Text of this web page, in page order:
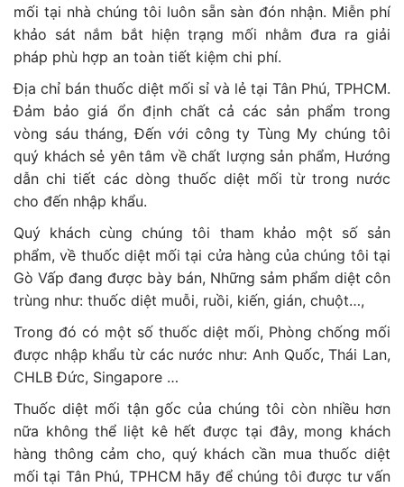
mối tại nhà chúng tôi luôn sẵn sàn đón nhận. Miễn phí
khảo sát nắm bắt hiện trạng mối nhằm đưa ra giải
pháp phù hợp an toàn tiết kiệm chi phí.
Địa chỉ bán thuốc diệt mối sỉ và lẻ tại Tân Phú, TPHCM.
Đảm bảo giá ổn định chất cả các sản phẩm trong
vòng sáu tháng, Đến với công ty Tùng My chúng tôi
quý khách sẻ yên tâm về chất lượng sản phẩm, Hướng
dẫn chi tiết các dòng thuốc diệt mối từ trong nước
cho đến nhập khẩu.
Quý khách cùng chúng tôi tham khảo một số sản
phẩm, về thuốc diệt mối tại cửa hàng của chúng tôi tại
Gò Vấp đang được bày bán, Những sảm phẩm diệt côn
trùng như: thuốc diệt muỗi, ruồi, kiến, gián, chuột…,
Trong đó có một số thuốc diệt mối, Phòng chống mối
được nhập khẩu từ các nước như: Anh Quốc, Thái Lan,
CHLB Đức, Singapore …
Thuốc diệt mối tận gốc của chúng tôi còn nhiều hơn
nữa không thể liệt kê hết được tại đây, mong khách
hàng thông cảm cho, quý khách cần mua thuốc diệt
mối tại Tân Phú, TPHCM hãy để chúng tôi được tư vấn